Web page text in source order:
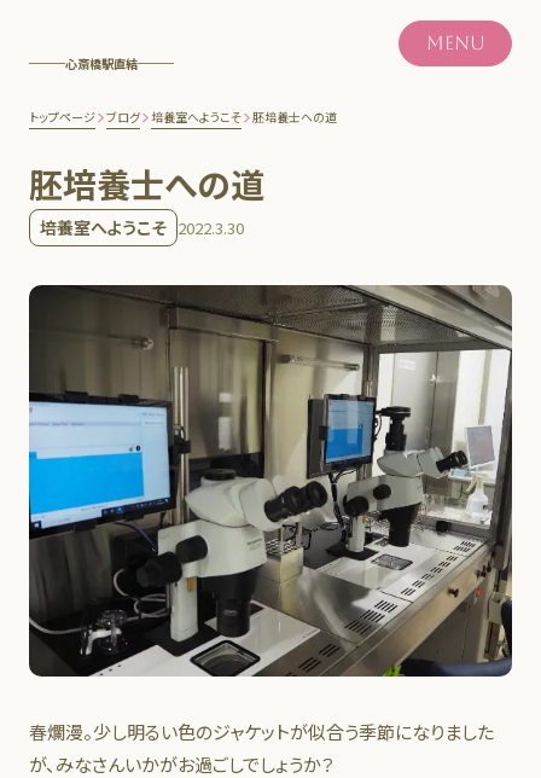
心斎橋駅直結
MENU
トップページ ブログ 培養室へようこそ 胚培養士への道
胚培養士への道
培養室へようこそ 2022.3.30
春爛漫。少し明るい色のジャケットが似合う季節になりました
が、みなさんいかがお過ごしでしょうか？